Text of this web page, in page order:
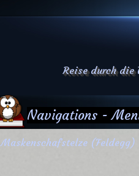
Reise durch die
Navigations -
Maskenschafstelze (Feldegg)